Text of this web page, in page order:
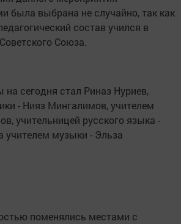
была выбрана не случайно, так как
состав учился в
Союза.
сегодня стал Риназ Нуриев,
- Нияз Мингалимов, учителем
учительницей русского языка -
учителем музыки - Эльза
поменялись местами с